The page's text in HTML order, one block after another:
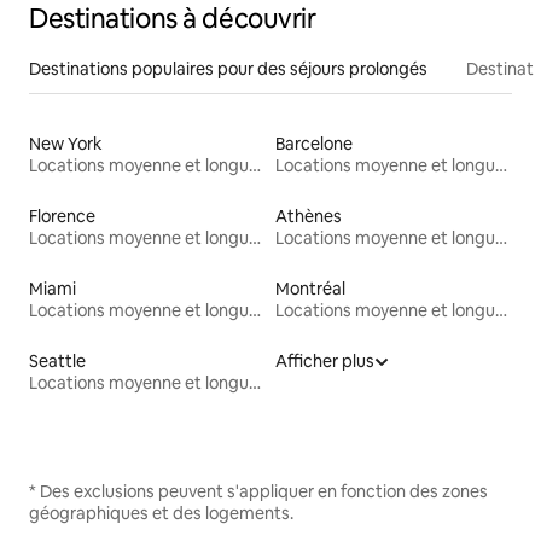
Destinations à découvrir
Destinations populaires pour des séjours prolongés
New York
Locations moyenne et longue durée
Barcelone
Locations moyenne et longue durée
Florence
Locations moyenne et longue durée
Athènes
Locations moyenne et longue durée
Miami
Locations moyenne et longue durée
Montréal
Locations moyenne et longue durée
Seattle
Locations moyenne et longue durée
Afficher plus
* Des exclusions peuvent s'appliquer en fonction des zones
géographiques et des logements.